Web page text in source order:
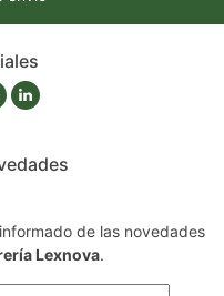
de las novedades
Lexnova.